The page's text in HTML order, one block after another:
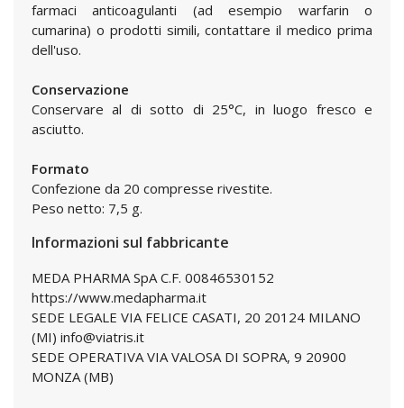
farmaci anticoagulanti (ad esempio warfarin o
cumarina) o prodotti simili, contattare il medico prima
dell'uso.
Conservazione
Conservare al di sotto di 25°C, in luogo fresco e
asciutto.
Formato
Confezione da 20 compresse rivestite.
Peso netto: 7,5 g.
Informazioni sul fabbricante
MEDA PHARMA SpA C.F. 00846530152
https://www.medapharma.it
SEDE LEGALE VIA FELICE CASATI, 20 20124 MILANO
(MI) info@viatris.it
SEDE OPERATIVA VIA VALOSA DI SOPRA, 9 20900
MONZA (MB)